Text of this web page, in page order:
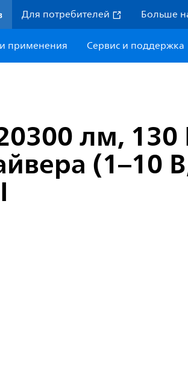
Для потребителей Больше
применения Сервис и поддержка
лм,
(1–10